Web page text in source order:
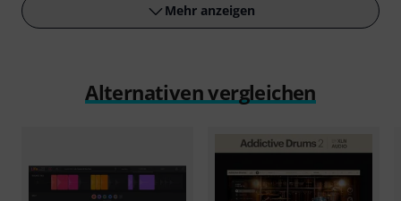
Mehr anzeigen
Alternativen vergleichen